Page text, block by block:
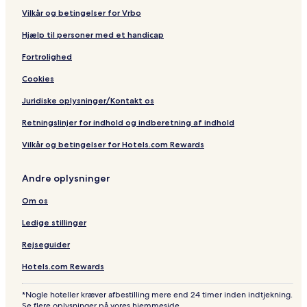
Vilkår og betingelser for Vrbo
Hjælp til personer med et handicap
Fortrolighed
Cookies
Juridiske oplysninger/Kontakt os
Retningslinjer for indhold og indberetning af indhold
Vilkår og betingelser for Hotels.com Rewards
Andre oplysninger
Om os
Ledige stillinger
Rejseguider
Hotels.com Rewards
*Nogle hoteller kræver afbestilling mere end 24 timer inden indtjekning.